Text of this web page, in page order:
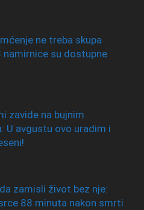
ne treba skupa
namirnice su dostupne
zavide na bujnim
U avgustu ovo uradim i
zamisli život bez nje:
88 minuta nakon smrti